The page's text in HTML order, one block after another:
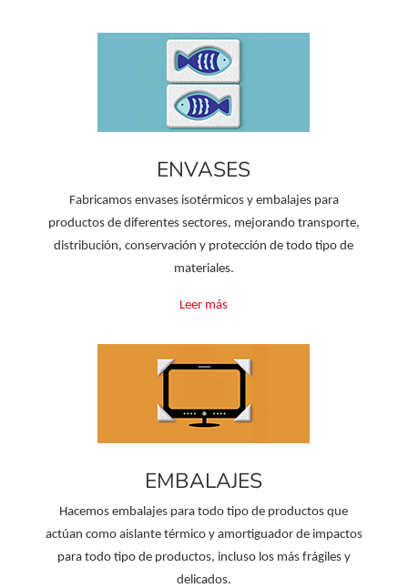
ENVASES
Fabricamos envases isotérmicos y embalajes para
productos de diferentes sectores, mejorando transporte,
distribución, conservación y protección de todo tipo de
materiales.
Leer más
EMBALAJES
Hacemos embalajes para todo tipo de productos que
actúan como aislante térmico y amortiguador de impactos
para todo tipo de productos, incluso los más frágiles y
delicados.